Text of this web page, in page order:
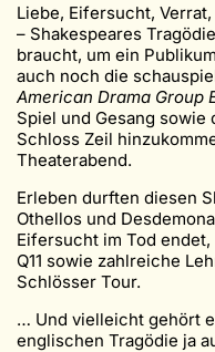
Liebe, Eifersucht,
– Shakespeares
braucht, um ein
auch noch die
American Drama Group
Spiel und Gesang
Schloss Zeil
Theaterabend.
Erleben durften diesen
Othellos und
Eifersucht im Tod
Q11 sowie zahlreiche
Schlösser Tour.
… Und vielleicht gehört
englischen Tragödie ja